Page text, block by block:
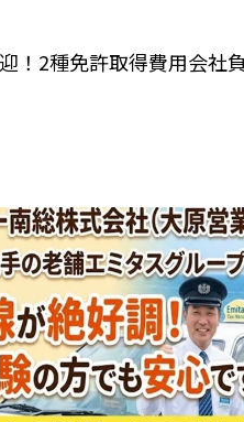
！2種免許取得費用会社